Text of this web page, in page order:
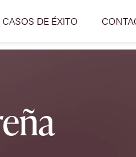
CASOS DE ÉXITO